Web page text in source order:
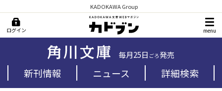
KADOKAWA Group
ログイン menu
毎月25日 ごろ発売
新刊情報 ニュース 詳細検索